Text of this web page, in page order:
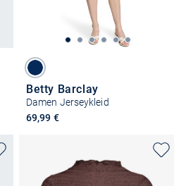
Betty Barclay
Damen Jerseykleid
69,99 €